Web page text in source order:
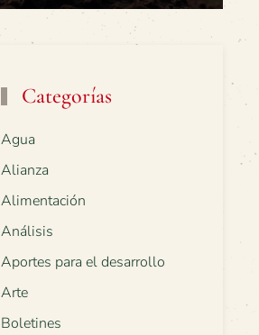
Categorías
Agua
Alianza
Alimentación
Análisis
Aportes para el desarrollo
Arte
Boletines